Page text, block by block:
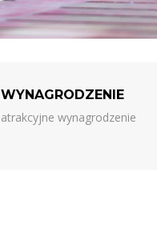
WYNAGRODZENIE
atrakcyjne wynagrodzenie